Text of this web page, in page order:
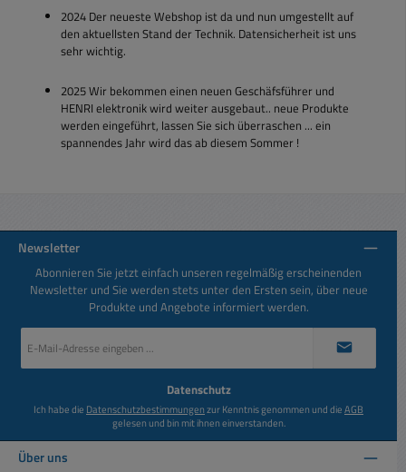
2024 Der neueste Webshop ist da und nun umgestellt auf
den aktuellsten Stand der Technik. Datensicherheit ist uns
sehr wichtig.
2025 Wir bekommen einen neuen Geschäfsführer und
HENRI elektronik wird weiter ausgebaut.. neue Produkte
werden eingeführt, lassen Sie sich überraschen ... ein
spannendes Jahr wird das ab diesem Sommer !
Newsletter
Abonnieren Sie jetzt einfach unseren regelmäßig erscheinenden
Newsletter und Sie werden stets unter den Ersten sein, über neue
Produkte und Angebote informiert werden.
Mail-
Datenschutz
Ich habe die Datenschutzbestimmungenzur Kenntnis genommen und dieAGB
gelesen und bin mit ihnen einverstanden.
Über uns